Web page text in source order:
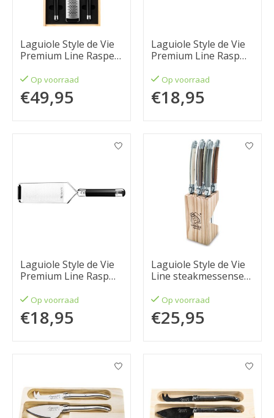
Laguiole Style de Vie
Premium Line Raspen
Op voorraad
€49,95
Laguiole Style de Vie
Premium Line Rasp
Op voorraad
€18,95
Laguiole Style de Vie
Premium Line Rasp
Op voorraad
€18,95
Laguiole Style de Vie
Line steakmessenset
1,8mm
Op voorraad
€25,95